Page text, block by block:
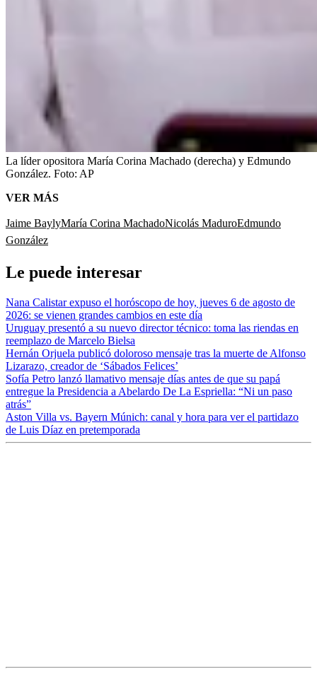
La líder opositora María Corina Machado (derecha) y Edmundo
González. Foto: AP
VER MÁS
Jaime BaylyMaría Corina MachadoNicolás MaduroEdmundo
González
Le puede interesar
Nana Calistar expuso el horóscopo de hoy, jueves 6 de agosto de
2026: se vienen grandes cambios en este día
Uruguay presentó a su nuevo director técnico: toma las riendas en
reemplazo de Marcelo Bielsa
Hernán Orjuela publicó doloroso mensaje tras la muerte de Alfonso
Lizarazo, creador de ‘Sábados Felices’
Sofía Petro lanzó llamativo mensaje días antes de que su papá
entregue la Presidencia a Abelardo De La Espriella: “Ni un paso
atrás”
Aston Villa vs. Bayern Múnich: canal y hora para ver el partidazo
de Luis Díaz en pretemporada